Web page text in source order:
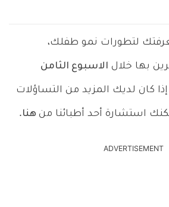
لتطورات نمو طفلك،
بها خلال الاسبوع الثامن
إذا كان لديك المزيد من التساؤلات
استشارة أحد أطبائنا من هنا.
ADVERTISEMENT